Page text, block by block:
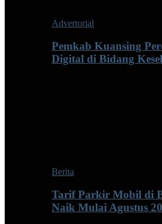
Advertorial
Pemkab Kuansing
Digital di Bidang
Berita
Tarif Parkir Mobil di
Naik Mulai Agustus